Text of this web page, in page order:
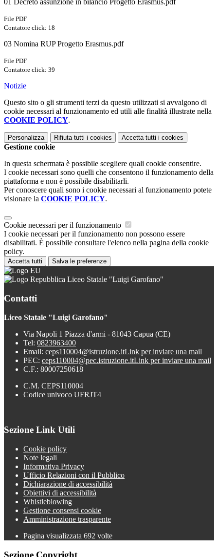
01 Decreto assunzione in bilancio Progetto Erasmus.pdf
File PDF
Contatore click: 18
03 Nomina RUP Progetto Erasmus.pdf
File PDF
Contatore click: 39
Notizie
Questo sito o gli strumenti terzi da questo utilizzati si avvalgono di
cookie necessari al funzionamento ed utili alle finalità illustrate nella
COOKIE POLICY.
Personalizza Rifiuta tutti i cookies Accetta tutti i cookies
Gestione cookie
In questa schermata è possibile scegliere quali cookie consentire.
I cookie necessari sono quelli che consentono il funzionamento della
piattaforma e non è possibile disabilitarli.
Per conoscere quali sono i cookie necessari al funzionamento potete
visionare la COOKIE POLICY.
Cookie necessari per il funzionamento
I cookie necessari per il funzionamento non possono essere
disabilitati. È possibile consultare l'elenco nella pagina della cookie
policy.
Accetta tutti Salva le preferenze
Liceo Statale "Luigi Garofano"
Contatti
Liceo Statale "Luigi Garofano"
Via Napoli 1 Piazza d'armi - 81043 Capua (CE)
Tel: 0823963400
Email: ceps110004@istruzione.itLink per inviare una mail
PEC: ceps110004@pec.istruzione.itLink per inviare una mail
C.F.: 80007250618
C.M. CEPS110004
Codice univoco UFRJT4
Sezione Link Utili
Cookie policy
Note legali
Informativa Privacy
Ufficio Relazioni con il Pubblico
Dichiarazione di accessibilità
Obiettivi di accessibilità
Whistleblowing
Gestione consensi cookie
Amministrazione trasparente
Pagina visualizzata 692 volte
Sezione Copyright